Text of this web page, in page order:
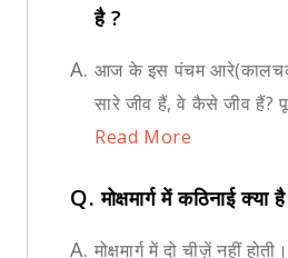
है ?
A. आज के इस पंचम
सारे जीव हैं, वे कैसे जीव हैं?
Read More
Q.मोक्षमार्ग में कठिनाई क्या
A. मोक्षमार्ग में दो चीज़ें नहीं